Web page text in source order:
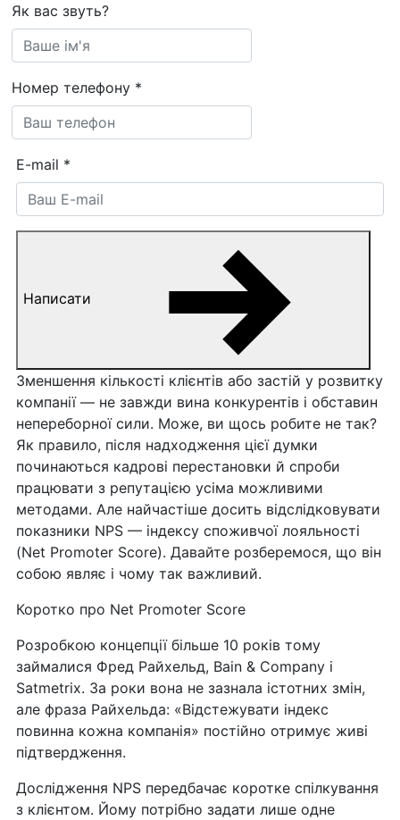
Як вас звуть?
Номер телефону *
E-mail *
Написати
Зменшення кількості клієнтів або застій у розвитку
компанії — не завжди вина конкурентів і обставин
непереборної сили. Може, ви щось робите не так?
Як правило, після надходження цієї думки
починаються кадрові перестановки й спроби
працювати з репутацією усіма можливими
методами. Але найчастіше досить відслідковувати
показники NPS — індексу споживчої лояльності
(Net Promoter Score). Давайте розберемося, що він
собою являє і чому так важливий.
Коротко про Net Promoter Score
Розробкою концепції більше 10 років тому
займалися Фред Райхельд, Bain & Company і
Satmetrix. За роки вона не зазнала істотних змін,
але фраза Райхельда: «Відстежувати індекс
повинна кожна компанія» постійно отримує живі
підтвердження.
Дослідження NPS передбачає коротке спілкування
з клієнтом. Йому потрібно задати лише одне